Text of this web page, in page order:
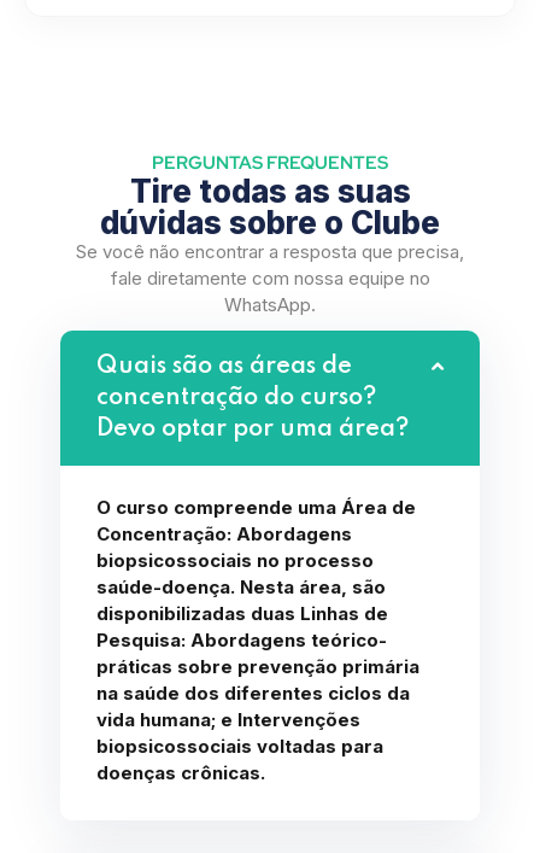
PERGUNTAS FREQUENTES
Tire todas as suas
dúvidas sobre o Clube
Se você não encontrar a resposta que precisa,
fale diretamente com nossa equipe no
WhatsApp.
Quais são as áreas de
concentração do curso?
Devo optar por uma área?
O curso compreende uma Área de
Concentração: Abordagens
biopsicossociais no processo
saúde-doença. Nesta área, são
disponibilizadas duas Linhas de
Pesquisa: Abordagens teórico-
práticas sobre prevenção primária
na saúde dos diferentes ciclos da
vida humana; e Intervenções
biopsicossociais voltadas para
doenças crônicas.